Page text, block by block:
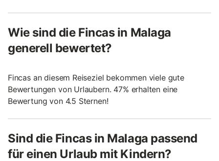
Wie sind die Fincas in Malaga
generell bewertet?
Fincas an diesem Reiseziel bekommen viele gute
Bewertungen von Urlaubern. 47% erhalten eine
Bewertung von 4.5 Sternen!
Sind die Fincas in Malaga passend
für einen Urlaub mit Kindern?